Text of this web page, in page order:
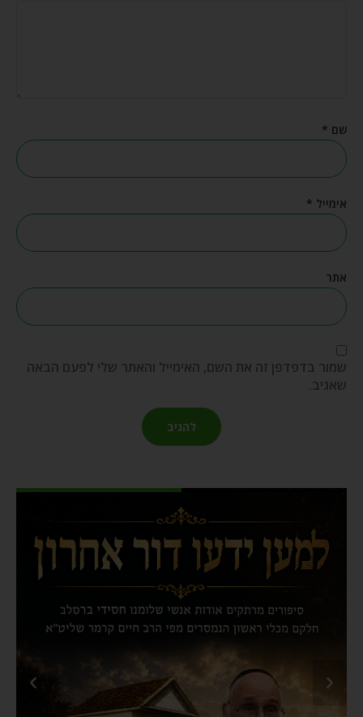
שם *
אימייל *
אתר
שמור בדפדפן זה את השם, האימייל והאתר שלי לפעם הבאה
שאגיב.